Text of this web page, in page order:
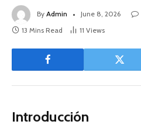
By Admin June 8, 2026
13 Mins Read
11 Views
Introducción